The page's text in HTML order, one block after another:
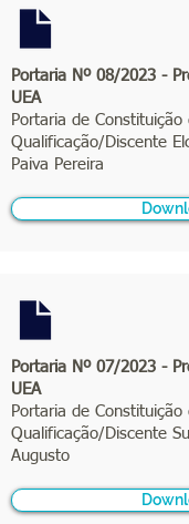
Portaria Nº 08/2023 -
UEA
Portaria de Constituição
Qualificação/Discente
Paiva Pereira
Portaria Nº 07/2023 -
UEA
Portaria de Constituição
Qualificação/Discente
Augusto